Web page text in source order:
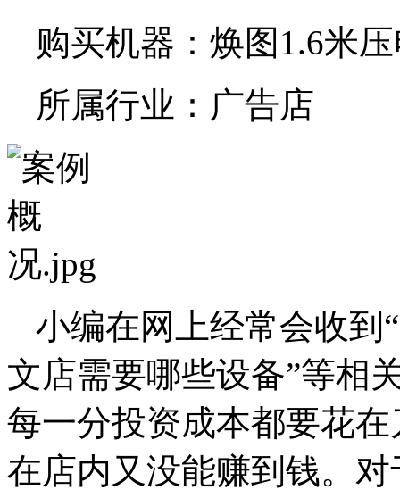
购买机器：焕图1.6米
所属行业：广告店
小编在网上经常会收到
文店需要哪些设备”等相
每一分投资成本都要花
在店内又没能赚到钱。